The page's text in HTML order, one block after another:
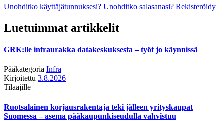
Unohditko käyttäjätunnuksesi? Unohditko salasanasi? Rekisteröidy
Luetuimmat artikkelit
GRK:lle infraurakka datakeskuksesta – työt jo käynnissä
Pääkategoria Infra
Kirjoitettu 3.8.2026
Tilaajille
Ruotsalainen korjausrakentaja teki jälleen yrityskaupat
Suomessa – asema pääkaupunkiseudulla vahvistuu